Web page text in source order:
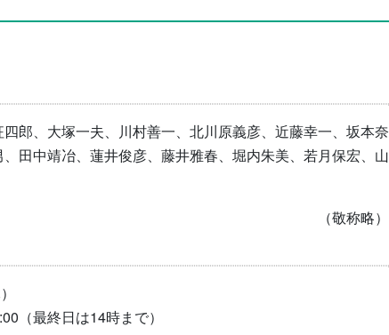
郎、大塚一夫、川村善一、北川原義彦、近藤幸一、坂本奈
田中靖冶、蓮井俊彦、藤井雅春、堀内朱美、若月保宏、山
（敬称略）
（最終日は14時まで）